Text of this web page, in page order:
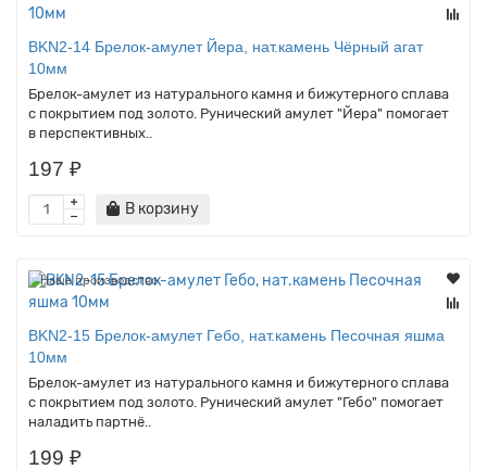
BKN2-14 Брелок-амулет Йера, нат.камень Чёрный агат
10мм
Брелок-амулет из натурального камня и бижутерного сплава
с покрытием под золото. Рунический амулет "Йера" помогает
в перспективных..
197 ₽
В корзину
Наше производство
BKN2-15 Брелок-амулет Гебо, нат.камень Песочная яшма
10мм
Брелок-амулет из натурального камня и бижутерного сплава
с покрытием под золото. Рунический амулет "Гебо" помогает
наладить партнё..
199 ₽